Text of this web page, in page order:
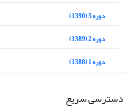
دوره 3 (1390)
دوره 2 (1389)
دوره 1 (1388)
دسترسی سریع